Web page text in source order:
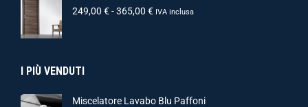
249,00 €-365,00 € IVA inclusa
I PIÙ VENDUTI
Miscelatore Lavabo Blu Paffoni